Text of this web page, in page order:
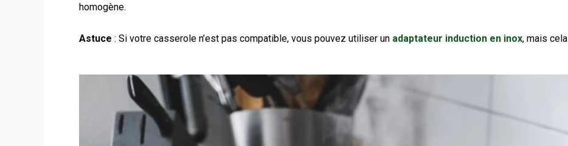
homogène.
Astuce : Si votre casserole n’est pas compatible, vous pouvez utiliser un adaptateur induction en inox, mais